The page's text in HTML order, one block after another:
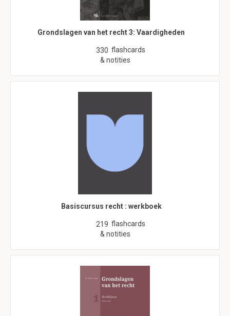
Grondslagen van het recht 3: Vaardigheden
330 flashcards
& notities
Basiscursus recht : werkboek
219 flashcards
& notities